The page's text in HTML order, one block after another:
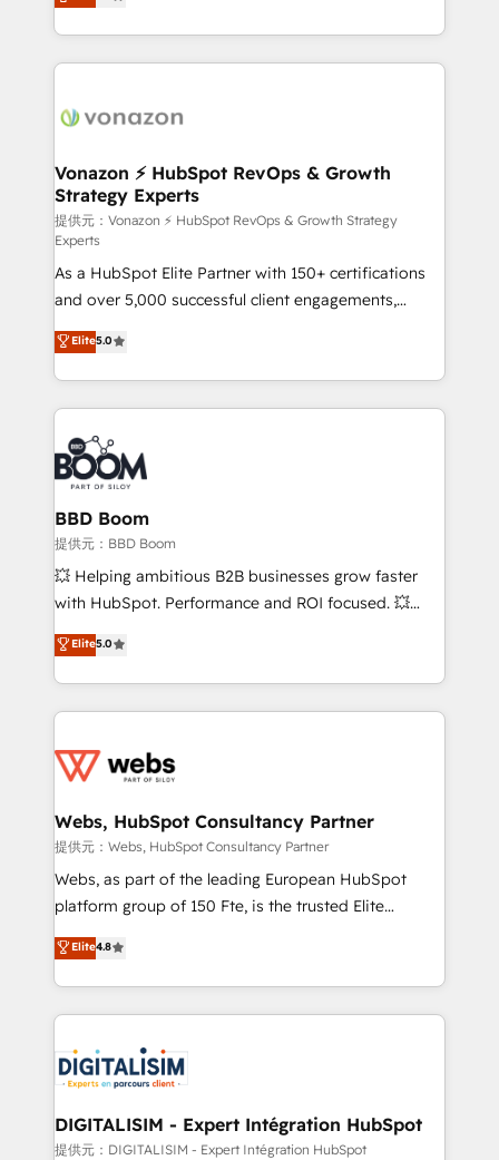
l'intégration CRM et le développement des revenus
auprès de vos comptes existants. En France et à
l'international, nous travaillons avec des ETI
delà d’une simple transformation digitale et des
➤ L’intégration de CRM et de méthodologie RevOps
pour aligner les équipes marketing, commerciales et
support client (data migration, synchronisation API,
audit et maintenance) ➤ La création de sites internet
de conversion qui transforment les visiteurs en
opportunités d'affaires ➤ La mise en place de
stratégies d'acquisition marketing (SEO, SEA,
inbound, automatisation marketing, ABM, IA,
emailing) Informations clés : - 10 ans d'expérience -
100+ intégrations CRM HubSpot réussies - 40
experts conseil - 150 certifications HubSpot
cumulées
Vonazon ⚡ HubSpot RevOps & Growth
Strategy Experts
提供元：Vonazon ⚡ HubSpot RevOps & Growth Strategy
Experts
As a HubSpot Elite Partner with 150+ certifications
and over 5,000 successful client engagements,
Vonazon turns marketing complexity into
measurable, scalable growth. From onboarding to
enterprise-grade campaigns, our in-house team
builds scalable strategies that drive long-term
revenue. ⚙️ HubSpot Integration & Optimization •
Seamless CRM, CMS, and automation setup •
Complex platform migrations and data cleanups •
Custom APIs and third-party integrations 📈 End-to-
End Revenue Acceleration • Lifecycle marketing and
pipeline growth programs • Sales enablement tools
and CRM optimization • Retention strategies with
Execution • 750+ onboardings and 2,000+
implementations • Deep expertise across marketing,
Elite5.0
BBD Boom
提供元：BBD Boom
💥 Helping ambitious B2B businesses grow faster
with HubSpot. Performance and ROI focused. 💥
BBD Boom is the HubSpot partner that can help you
to HubSpot Better. We work with your teams to
solve all your HubSpot challenges and improve user
adoption, sales process and marketing results.
the first time 🔧 Designing and optimising your
and build using HubSpot 🔌 Integrating HubSpot
with other systems 🎓 Training your teams to be
HubSpot pros 📊 Lead generation services using
HubSpot Why us? - SIX HubSpot Accreditations -
CRM, Solutions Architecture, Onboarding , Data
Migration, Custom Integration & Platform
team of 25+ experts Contact us today to help you
get more from your investment in HubSpot.
Elite5.0
Webs, HubSpot Consultancy Partner
提供元：Webs, HubSpot Consultancy Partner
Webs, as part of the leading European HubSpot
platform group of 150 Fte, is the trusted Elite
HubSpot CRM Partner offering you a roadmap on
maximizing EBITDA and achieving Commercial
Excellence. With our targeted processes, we
strengthen your digital transformation and minimize
Implementation partner, we provide expertise to
drive your business forward. Since 2015 we are fully
dedicated to HubSpot and with an experienced
team (50+), we work with reputable companies in
Elite4.8
DIGITALISIM - Expert Intégration HubSpot
提供元：DIGITALISIM - Expert Intégration HubSpot